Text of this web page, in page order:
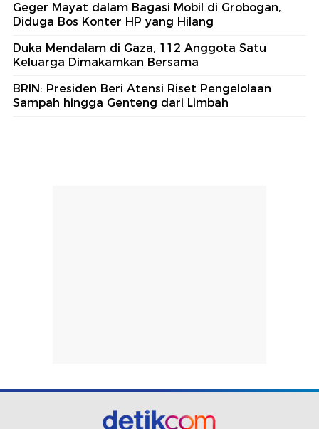
Geger Mayat dalam Bagasi Mobil di Grobogan,
Diduga Bos Konter HP yang Hilang
Duka Mendalam di Gaza, 112 Anggota Satu
Keluarga Dimakamkan Bersama
BRIN: Presiden Beri Atensi Riset Pengelolaan
Sampah hingga Genteng dari Limbah